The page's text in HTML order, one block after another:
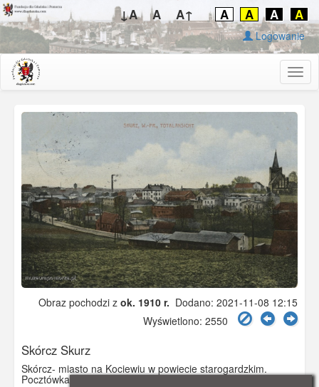
↓A A A↑ A A A A
Logowanie
Obraz pochodzi z ok. 1910 r. Dodano: 2021-11-08 12:15
Wyświetlono: 2550
Skórcz Skurz
Skórcz- miasto na Kociewiu w powiecie starogardzkim.
Pocztówka pokazuje piękna panoramę Skórcza.